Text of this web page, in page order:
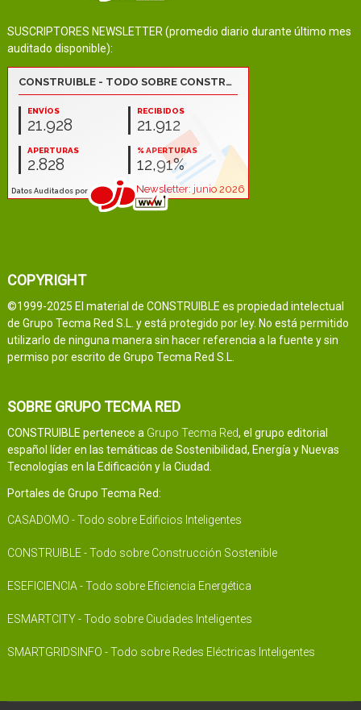
SUSCRIPTORES NEWSLETTER (promedio diario durante último mes
auditado disponible):
COPYRIGHT
©1999-2025 El material de CONSTRUIBLE es propiedad intelectual
de Grupo Tecma Red S.L. y está protegido por ley. No está permitido
utilizarlo de ninguna manera sin hacer referencia a la fuente y sin
permiso por escrito de Grupo Tecma Red S.L.
SOBRE GRUPO TECMA RED
CONSTRUIBLE pertenece a Grupo Tecma Red, el grupo editorial
español líder en las temáticas de Sostenibilidad, Energía y Nuevas
Tecnologías en la Edificación y la Ciudad.
Portales de Grupo Tecma Red:
CASADOMO - Todo sobre Edificios Inteligentes
CONSTRUIBLE - Todo sobre Construcción Sostenible
ESEFICIENCIA - Todo sobre Eficiencia Energética
ESMARTCITY - Todo sobre Ciudades Inteligentes
SMARTGRIDSINFO - Todo sobre Redes Eléctricas Inteligentes